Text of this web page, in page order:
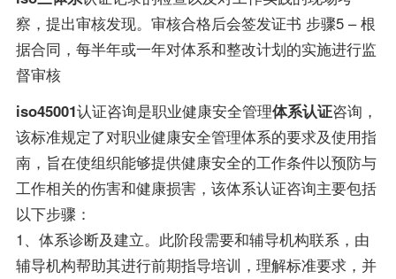
察，提出审核发现。审核合格后会签发证书 步骤5 – 根
据合同，每半年或一年对体系和整改计划的实施进行监
督审核
iso45001认证咨询是职业健康安全管理体系认证咨询，
该标准规定了对职业健康安全管理体系的要求及使用指
南，旨在使组织能够提供健康安全的工作条件以预防与
工作相关的伤害和健康损害，该体系认证咨询主要包括
以下步骤：
1、体系诊断及建立。此阶段需要和辅导机构联系，由
辅导机构帮助其进行前期指导培训，理解标准要求，并